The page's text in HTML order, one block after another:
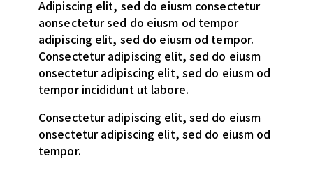
Adipiscing elit, sed do eiusm consectetur
aonsectetur sed do eiusm od tempor
adipiscing elit, sed do eiusm od tempor.
Consectetur adipiscing elit, sed do eiusm
onsectetur adipiscing elit, sed do eiusm od
tempor incididunt ut labore.
Consectetur adipiscing elit, sed do eiusm
onsectetur adipiscing elit, sed do eiusm od
tempor.